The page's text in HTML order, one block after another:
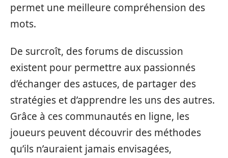
permet une meilleure compréhension des
mots.
De surcroît, des forums de discussion
existent pour permettre aux passionnés
d’échanger des astuces, de partager des
stratégies et d’apprendre les uns des autres.
Grâce à ces communautés en ligne, les
joueurs peuvent découvrir des méthodes
qu’ils n’auraient jamais envisagées,